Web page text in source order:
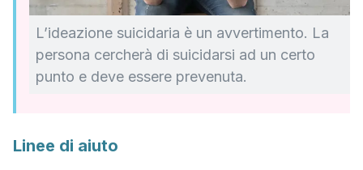
L’ideazione suicidaria è un avvertimento. La
persona cercherà di suicidarsi ad un certo
punto e deve essere prevenuta.
Linee di aiuto